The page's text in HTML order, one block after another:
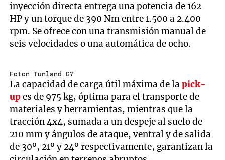
inyección directa entrega una potencia de 162
HP y un torque de 390 Nm entre 1.500 a 2.400
rpm. Se ofrece con una transmisión manual de
seis velocidades o una automática de ocho.
Foton Tunland G7
La capacidad de carga útil máxima de lapick-
upes de 975 kg, óptima para el transporte de
materiales y herramientas, mientras que la
tracción 4x4, sumada a un despeje al suelo de
210 mm y ángulos de ataque, ventral y de salida
de 30º, 21º y 24º respectivamente, garantizan la